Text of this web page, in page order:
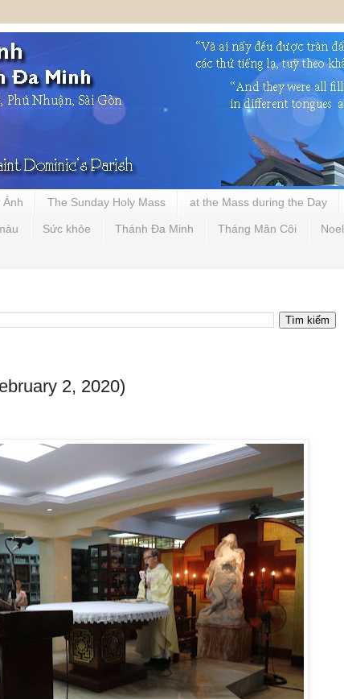
Ảnh The Sunday Holy Mass at the Mass during the Day
Sức khỏe Thánh Đa Minh Tháng Mân Côi Noel
2, 2020)